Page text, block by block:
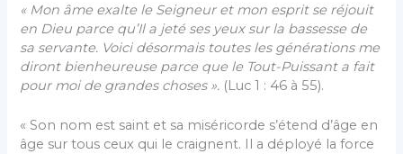
« Mon âme exalte le Seigneur et mon esprit se réjouit
en Dieu parce qu’Il a jeté ses yeux sur la bassesse de
sa servante. Voici désormais toutes les générations me
diront bienheureuse parce que le Tout-Puissant a fait
pour moi de grandes choses ». (Luc 1 : 46 à 55).
« Son nom est saint et sa miséricorde s’étend d’âge en
âge sur tous ceux qui le craignent. Il a déployé la force